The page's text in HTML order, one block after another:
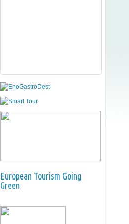
European Tourism Going
Green